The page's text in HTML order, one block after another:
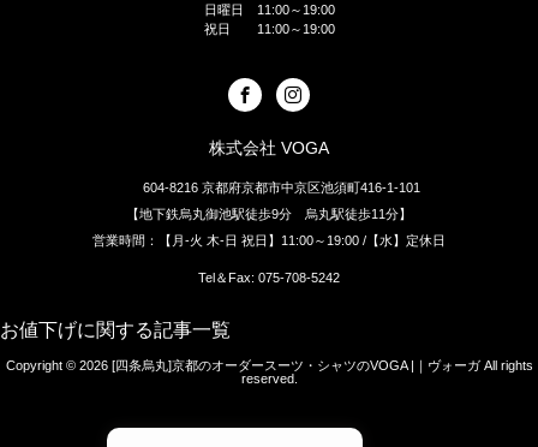
日曜日 11:00～19:00
祝日 11:00～19:00
株式会社 VOGA
604-8216 京都府京都市中京区池須町416-1-101
【地下鉄烏丸御池駅徒歩9分 烏丸駅徒歩11分】
営業時間：【月-火 木-日 祝日】11:00～19:00 /【水】定休日
Tel＆Fax: 075-708-5242
お値下げに関する記事一覧
Copyright © 2026 [四条烏丸]京都のオーダースーツ・シャツのVOGA |｜ヴォーガAll rights
reserved.